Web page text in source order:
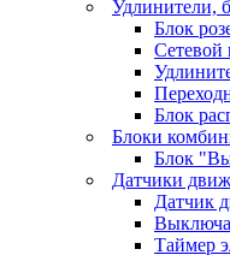
Удлинители,
Блок
Сетевой
Блок
Блоки
Блок
Датчики
Датчик
Таймер